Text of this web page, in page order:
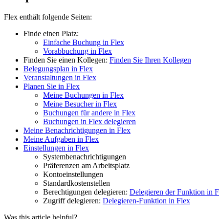
Flex enthält folgende Seiten:
Finde einen Platz:
Einfache Buchung in Flex
Vorabbuchung in Flex
Finden Sie einen Kollegen: Finden Sie Ihren Kollegen
Belegungsplan in Flex
Veranstaltungen in Flex
Planen Sie in Flex
Meine Buchungen in Flex
Meine Besucher in Flex
Buchungen für andere in Flex
Buchungen in Flex delegieren
Meine Benachrichtigungen in Flex
Meine Aufgaben in Flex
Einstellungen in Flex
Systembenachrichtigungen
Präferenzen am Arbeitsplatz
Kontoeinstellungen
Standardkostenstellen
Berechtigungen delegieren: Delegieren der Funktion in
Zugriff delegieren: Delegieren-Funktion in Flex